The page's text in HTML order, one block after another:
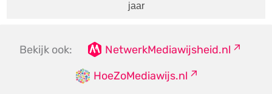
jaar
Bekijk ook:
NetwerkMediawijsheid.nl
HoeZoMediawijs.nl